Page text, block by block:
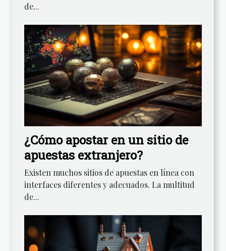
de...
¿Cómo apostar en un sitio de
apuestas extranjero?
Existen muchos sitios de apuestas en línea con
interfaces diferentes y adecuados. La multitud
de...